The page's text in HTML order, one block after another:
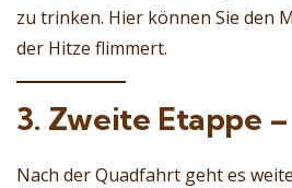
zu trinken. Hier können Sie den
der Hitze flimmert.
3. Zweite Etappe
Nach der Quadfahrt geht es